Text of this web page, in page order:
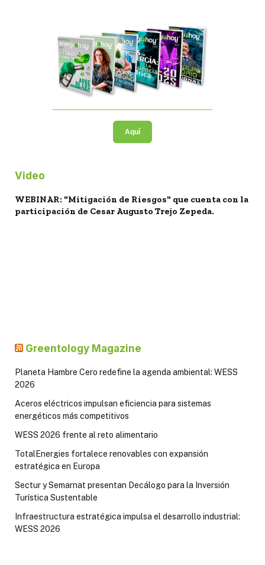
Aquí
Video
WEBINAR: "Mitigación de Riesgos" que cuenta con la
participación de Cesar Augusto Trejo Zepeda.
Greentology Magazine
Planeta Hambre Cero redefine la agenda ambiental: WESS
2026
Aceros eléctricos impulsan eficiencia para sistemas
energéticos más competitivos
WESS 2026 frente al reto alimentario
TotalEnergies fortalece renovables con expansión
estratégica en Europa
Sectur y Semarnat presentan Decálogo para la Inversión
Turística Sustentable
Infraestructura estratégica impulsa el desarrollo industrial:
WESS 2026